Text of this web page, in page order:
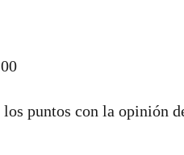
puntos con la opinión